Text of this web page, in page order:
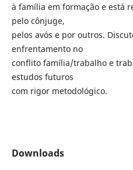
à família em formação e está
pelo cônjuge,
pelos avós e por outros.
enfrentamento no
conflito família/trabalho e
estudos futuros
com rigor metodológico.
Downloads